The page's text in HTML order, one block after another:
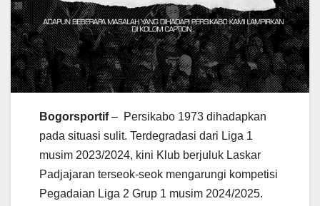
Bogorsportif– Persikabo 1973 dihadapkan
pada situasi sulit. Terdegradasi dari Liga 1
musim 2023/2024, kini Klub berjuluk Laskar
Padjajaran terseok-seok mengarungi kompetisi
Pegadaian Liga 2 Grup 1 musim 2024/2025.